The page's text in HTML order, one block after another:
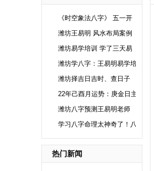
《时空象法八字》 五一开
潍坊王易明 风水布局案例
潍坊易学培训 学了三天易
潍坊学八字：王易明易学培
潍坊择吉日吉时、查日子
22年己酉月运势：庚金日主
潍坊八字预测王易明老师
学习八字命理太神奇了！八
热门新闻